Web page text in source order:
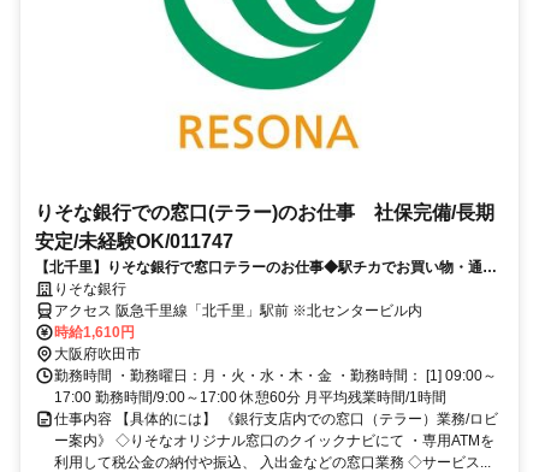
りそな銀行での窓口(テラー)のお仕事 社保完備/長期
安定/未経験OK/011747
【北千里】りそな銀行で窓口テラーのお仕事◆駅チカでお買い物・通勤
便利◆未経験OK
りそな銀行
アクセス 阪急千里線「北千里」駅前 ※北センタービル内
時給1,610円
大阪府吹田市
勤務時間 ・勤務曜日：月・火・水・木・金 ・勤務時間： [1] 09:00～
17:00 勤務時間/9:00～17:00 休憩60分 月平均残業時間/1時間
仕事内容 【具体的には】 《銀行支店内での窓口（テラー）業務/ロビ
ー案内》 ◇りそなオリジナル窓口のクイックナビにて ・専用ATMを
利用して税公金の納付や振込、 入出金などの窓口業務 ◇サービス...